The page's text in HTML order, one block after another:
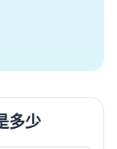
多少